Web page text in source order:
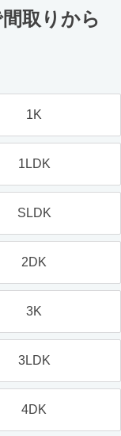
取りから
1K
1LDK
SLDK
2DK
3K
3LDK
4DK